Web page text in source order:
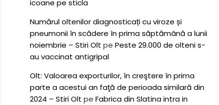
icoane pe sticla
Numărul oltenilor diagnosticați cu viroze și
pneumonii în scădere în prima săptămână a lunii
noiembrie – Stiri Olt pe Peste 29.000 de olteni s-
au vaccinat antigripal
Olt: Valoarea exporturilor, în creştere în prima
parte a acestui an faţă de perioada similară din
2024 – Stiri Olt pe Fabrica din Slatina intra in